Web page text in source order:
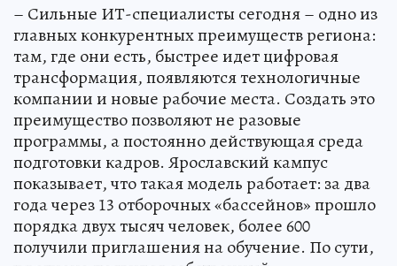
– Сильные ИТ-специалисты сегодня – одно из
главных конкурентных преимуществ региона:
там, где они есть, быстрее идет цифровая
трансформация, появляются технологичные
компании и новые рабочие места. Создать это
преимущество позволяют не разовые
программы, а постоянно действующая среда
подготовки кадров. Ярославский кампус
показывает, что такая модель работает: за два
года через 13 отборочных «бассейнов» прошло
порядка двух тысяч человек, более 600
получили приглашения на обучение. По сути,